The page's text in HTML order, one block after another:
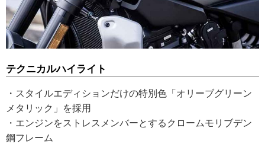
テクニカルハイライト
・スタイルエディションだけの特別色「オリーブグリーン
メタリック」を採用
・エンジンをストレスメンバーとするクロームモリブデン
鋼フレーム